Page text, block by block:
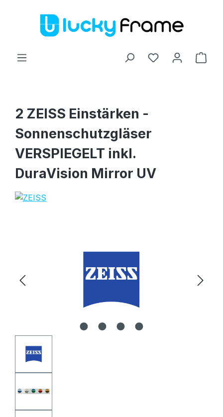
Zum Hauptinhalt springen
2 ZEISS Einstärken -
Sonnenschutzgläser
VERSPIEGELT inkl.
DuraVision Mirror UV